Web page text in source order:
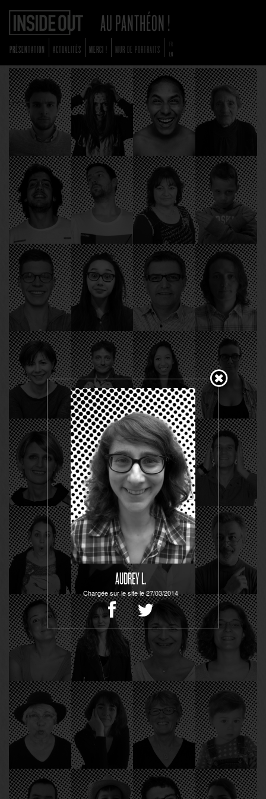
PRÉSENTATION ACTUALITÉS MERCI ! MUR DE PORTRAITS
FR
EN
AUDREY L.
Chargée sur le site le 27/03/2014